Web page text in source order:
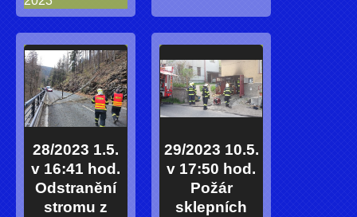
28/2023 1.5.
v 16:41 hod.
Odstranění
stromu z
29/2023 10.5.
v 17:50 hod.
Požár
sklepních